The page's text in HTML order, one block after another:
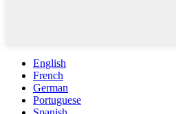
English
French
German
Portuguese